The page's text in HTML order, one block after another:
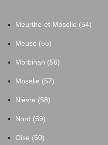
Meurthe-et-Moselle (54)
Meuse (55)
Morbihan (56)
Moselle (57)
Nièvre (58)
Nord (59)
Oise (60)